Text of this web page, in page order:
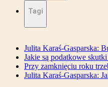
Tagi
Julita Karaś-Gasparska:
Jakie są podatkowe
Przy zamknięciu roku
Julita Karaś-Gasparska: